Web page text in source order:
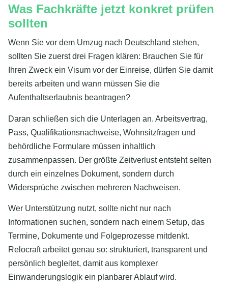
Was Fachkräfte jetzt konkret prüfen
sollten
Wenn Sie vor dem Umzug nach Deutschland stehen,
sollten Sie zuerst drei Fragen klären: Brauchen Sie für
Ihren Zweck ein Visum vor der Einreise, dürfen Sie damit
bereits arbeiten und wann müssen Sie die
Aufenthaltserlaubnis beantragen?
Daran schließen sich die Unterlagen an. Arbeitsvertrag,
Pass, Qualifikationsnachweise, Wohnsitzfragen und
behördliche Formulare müssen inhaltlich
zusammenpassen. Der größte Zeitverlust entsteht selten
durch ein einzelnes Dokument, sondern durch
Widersprüche zwischen mehreren Nachweisen.
Wer Unterstützung nutzt, sollte nicht nur nach
Informationen suchen, sondern nach einem Setup, das
Termine, Dokumente und Folgeprozesse mitdenkt.
Relocraft arbeitet genau so: strukturiert, transparent und
persönlich begleitet, damit aus komplexer
Einwanderungslogik ein planbarer Ablauf wird.